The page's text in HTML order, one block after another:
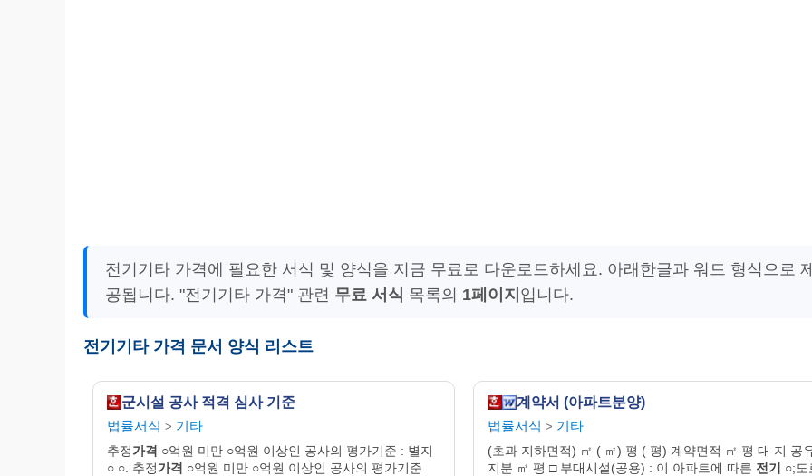
전기기타 가격에 필요한 서식 및 양식을 지금 무료로 다운로드하세요. 아래한글과 워드 형식으로
공됩니다. "전기기타 가격" 관련 무료 서식 목록의 1페이지 입니다.
전기기타 가격 문서 양식 리스트
군시설 공사 적격 심사 기준
법률서식 > 기타
추정가격 ○억원 미만 ○억원 이상인 공사의 평가기준 : 별지
○ ○. 추정가격 ○억원 미만 ○억원 이상인 공사의 평가기준
계약서 (아파트분양)
법률서식 > 기타
(초과 지하면적) ㎡ ( ㎡) 평 ( 평) 계약면적 ㎡ 평 대 지 공
지분 ㎡ 평 □ 부대시설(공용) : 이 아파트에 따른 전기 ○;도